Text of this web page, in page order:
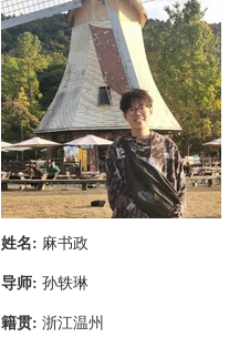
姓名: 麻书政
导师: 孙轶琳
籍贯: 浙江温州